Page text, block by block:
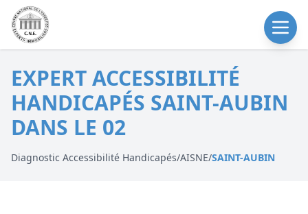
EXPERT ACCESSIBILITÉ
HANDICAPÉS SAINT-AUBIN
DANS LE 02
Diagnostic Accessibilité Handicapés/AISNE/SAINT-AUBIN